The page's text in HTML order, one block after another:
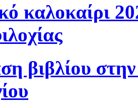
καλοκαίρι
βιβλίου